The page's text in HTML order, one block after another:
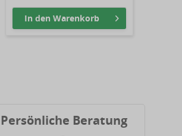
In den Warenkorb
Persönliche Beratung